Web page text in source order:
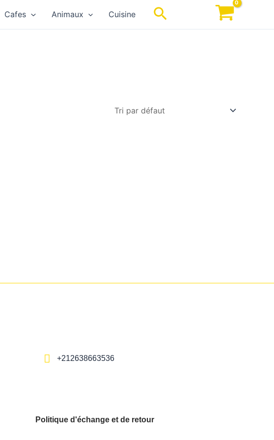
Cafes Animaux Cuisine Rechercher
+212638663536
Politique d'échange et de retour